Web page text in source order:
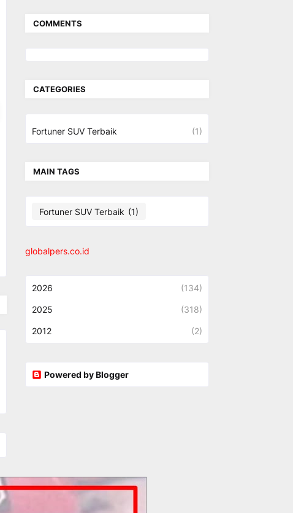
COMMENTS
CATEGORIES
Fortuner SUV Terbaik (1)
MAIN TAGS
Fortuner SUV Terbaik (1)
globalpers.co.id
2026 (134)
2025 (318)
2012 (2)
Powered by Blogger